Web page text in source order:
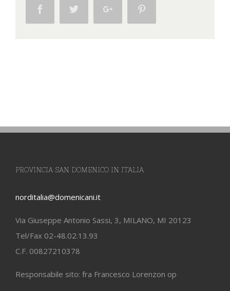
Facebook Twitter Google+
PROVINCIA SAN DOMENICO IN ITALIA
norditalia@domenicani.it
Via Giuseppe Antonio Sassi, 3, MILANO, MI 20123
Tel/Fax 02-48.02.13.93
C.F. 00827210378
Responsabile sito: fra Francesco Lorenzon op